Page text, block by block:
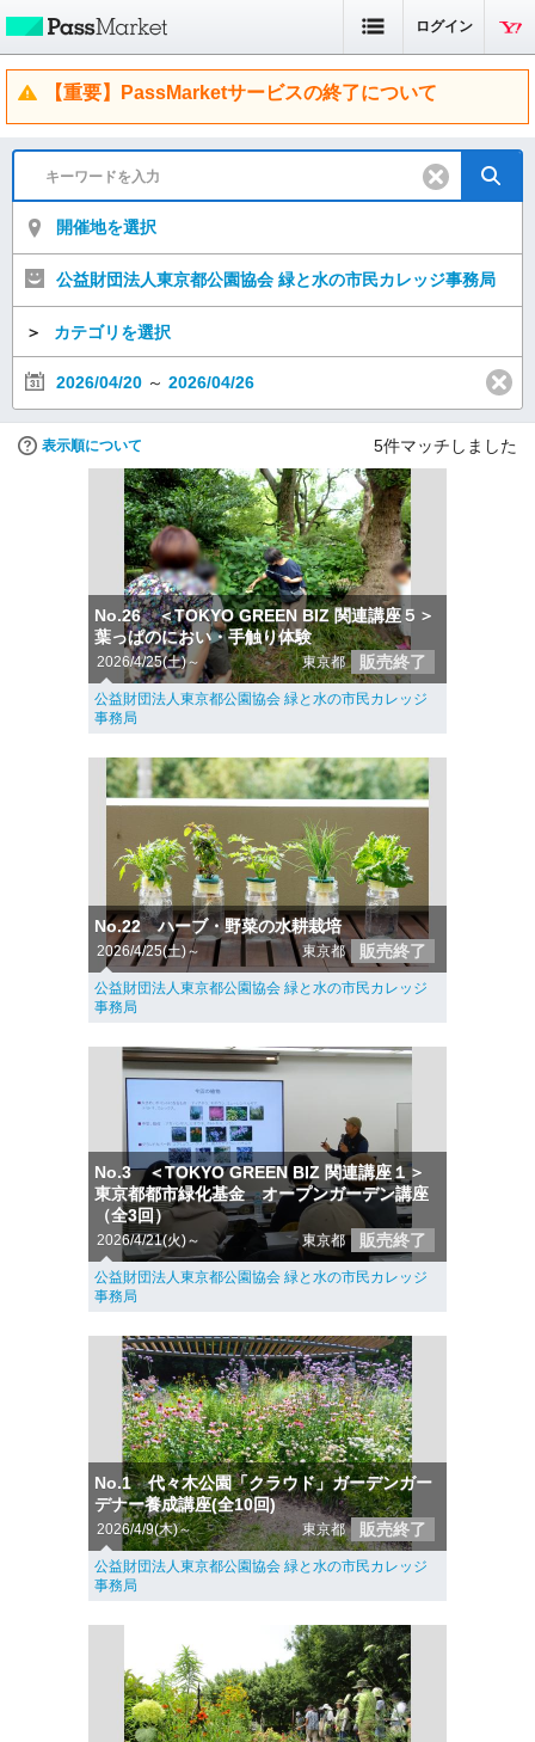
ログイン
【重要】PassMarketサービスの終了について
開催地を選択
公益財団法人東京都公園協会 緑と水の市民カレッジ事務局
＞ カテゴリを選択
2026/04/20 ～ 2026/04/26
表示順について 5件マッチしました
No.26 ＜TOKYO GREEN BIZ 関連講座５＞
葉っぱのにおい・手触り体験
2026/4/25(土)～ 東京都 販売終了
公益財団法人東京都公園協会 緑と水の市民カレッジ
事務局
No.22 ハーブ・野菜の水耕栽培
2026/4/25(土)～ 東京都 販売終了
公益財団法人東京都公園協会 緑と水の市民カレッジ
事務局
No.3 ＜TOKYO GREEN BIZ 関連講座１＞
東京都都市緑化基金 オープンガーデン講座
（全3回）
2026/4/21(火)～ 東京都 販売終了
公益財団法人東京都公園協会 緑と水の市民カレッジ
事務局
No.1 代々木公園「クラウド」ガーデンガー
デナー養成講座(全10回)
2026/4/9(木)～ 東京都 販売終了
公益財団法人東京都公園協会 緑と水の市民カレッジ
事務局